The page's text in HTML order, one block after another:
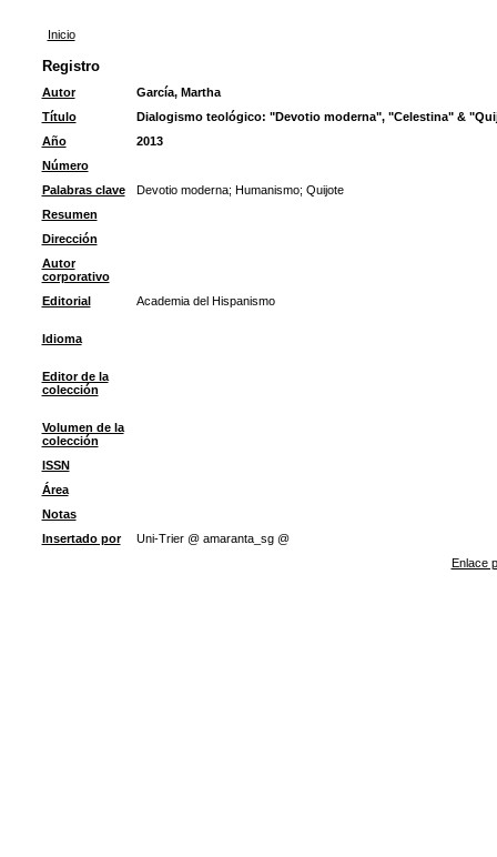
Inicio
Registro
Autor
García, Martha
Título
Dialogismo teológico: "Devotio moderna", "Celestina" &
Año
2013
Número
Palabras clave
Devotio moderna; Humanismo; Quijote
Resumen
Dirección
Autor
corporativo
Editorial
Academia del Hispanismo
Idioma
Editor de la
colección
Volumen de la
colección
ISSN
Área
Notas
Insertado por
Uni-Trier @ amaranta_sg @
Enlace